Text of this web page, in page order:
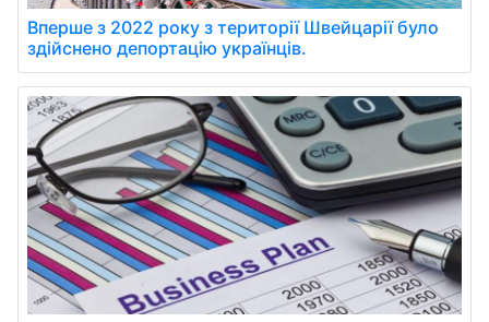
Вперше з 2022 року з території Швейцарії було
здійснено депортацію українців.